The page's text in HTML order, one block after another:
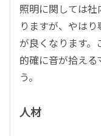
照明に関しては
りますが、やは
が良くなります。
的確に音が拾え
う。
人材